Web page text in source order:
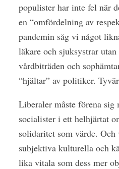
populister har inte fel när
en “omfördelning av
pandemin såg vi något
läkare och sjuksystrar
vårdbiträden och
“hjältar” av politiker.
Liberaler måste förena sig
socialister i ett helhjärtat
solidaritet som värde. Och
subjektiva kulturella och
lika vitala som dess mer